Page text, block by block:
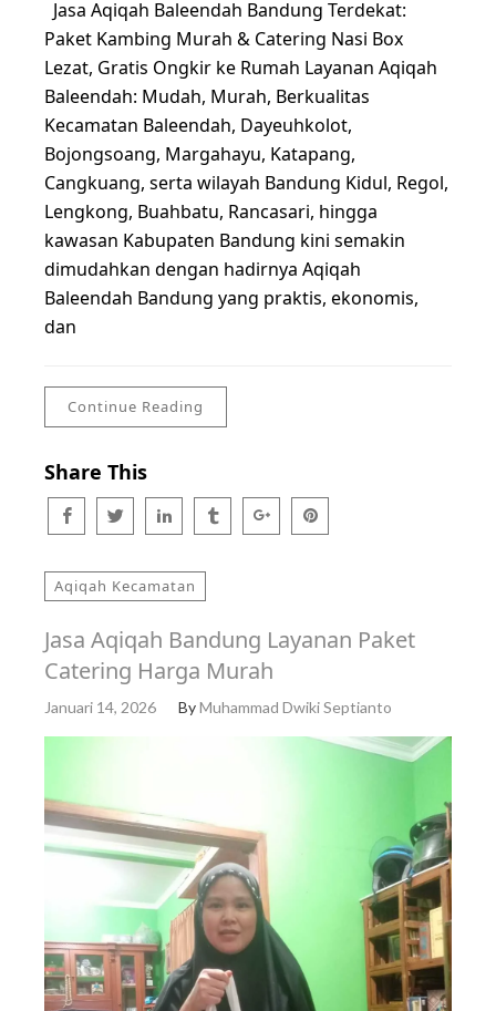
Jasa Aqiqah Baleendah Bandung Terdekat:
Paket Kambing Murah & Catering Nasi Box
Lezat, Gratis Ongkir ke Rumah Layanan Aqiqah
Baleendah: Mudah, Murah, Berkualitas
Kecamatan Baleendah, Dayeuhkolot,
Bojongsoang, Margahayu, Katapang,
Cangkuang, serta wilayah Bandung Kidul, Regol,
Lengkong, Buahbatu, Rancasari, hingga
kawasan Kabupaten Bandung kini semakin
dimudahkan dengan hadirnya Aqiqah
Baleendah Bandung yang praktis, ekonomis,
dan
Continue Reading
Share This
Aqiqah Kecamatan
Jasa Aqiqah Bandung Layanan Paket
Catering Harga Murah
Januari 14, 2026 ByMuhammad Dwiki Septianto